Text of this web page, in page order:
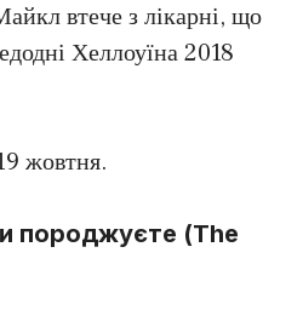
втече з лікарні, що
Хеллоуїна 2018
жовтня.
породжуєте (The